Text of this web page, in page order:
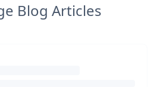
Blog Articles